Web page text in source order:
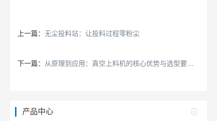
上一篇：无尘投料站：让投料过程零粉尘
下一篇： 从原理到应用：真空上料机的核心优势与选型要点解析
产品中心